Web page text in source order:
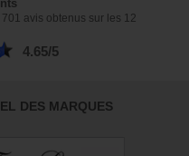
avis obtenus sur les 12
4.65/5
DES MARQUES